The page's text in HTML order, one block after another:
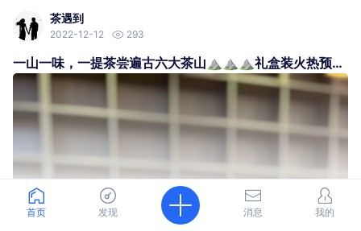
你发现一个人，
既不联系你也不拉黑你时，
那就是你不再重要了。
不是你不重要了
也不是我不重要了
是我们都有各自的家庭
无法把你捧在手掌中
茶遇到
2022-12-12 293
一山一味，一提茶尝遍古六大茶山⛰️⛰️⛰️礼盒装火热预订中…
查看更多
首页 发现 消息 我的